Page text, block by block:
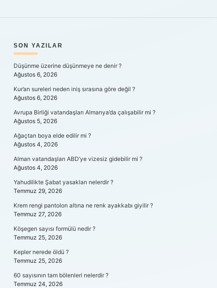
SIDEBAR
SON YAZILAR
Düşünme üzerine düşünmeye ne denir ?
Ağustos 6, 2026
Kur’an sureleri neden iniş sırasına göre değil ?
Ağustos 6, 2026
Avrupa Birliği vatandaşları Almanya’da çalışabilir mi ?
Ağustos 5, 2026
Ağaçtan boya elde edilir mi ?
Ağustos 4, 2026
Alman vatandaşları ABD’ye vizesiz gidebilir mi ?
Ağustos 4, 2026
Yahudilikte Şabat yasakları nelerdir ?
Temmuz 29, 2026
Krem rengi pantolon altına ne renk ayakkabı giyilir ?
Temmuz 27, 2026
Köşegen sayısı formülü nedir ?
Temmuz 25, 2026
Kepler nerede öldü ?
Temmuz 25, 2026
60 sayısının tam bölenleri nelerdir ?
Temmuz 24, 2026